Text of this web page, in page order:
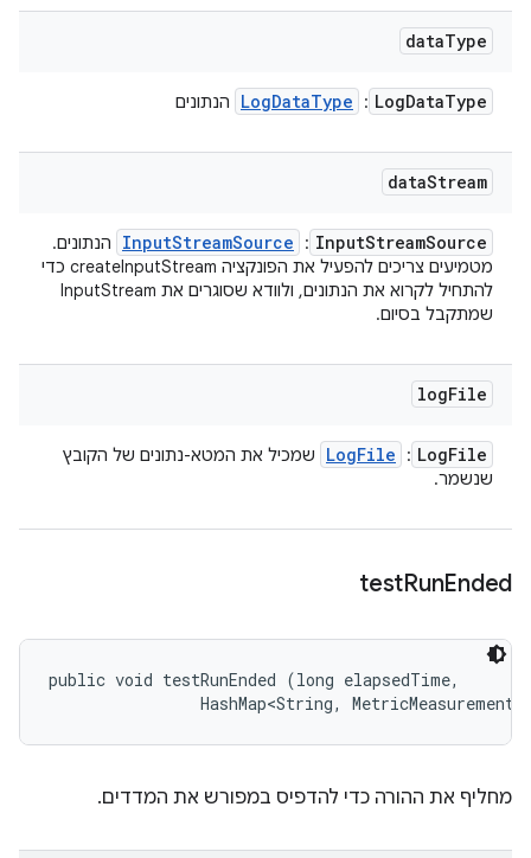
dataType
LogDataType
:
LogDataType הנתונים
dataStream
InputStreamSource
:
InputStreamSource
הנתונים.
מטמיעים צריכים להפעיל את הפונקציה createInputStream כדי
להתחיל לקרוא את הנתונים, ולוודא שסוגרים את InputStream
שמתקבל בסיום.
logFile
LogFile
:
LogFile
שמכיל את המטא-נתונים של הקובץ
שנשמר.
testRunEnded
public void testRunEnded (long elapsedTime,
HashMap<String,
מחליף את ההורה כדי להדפיס במפורש את המדדים.